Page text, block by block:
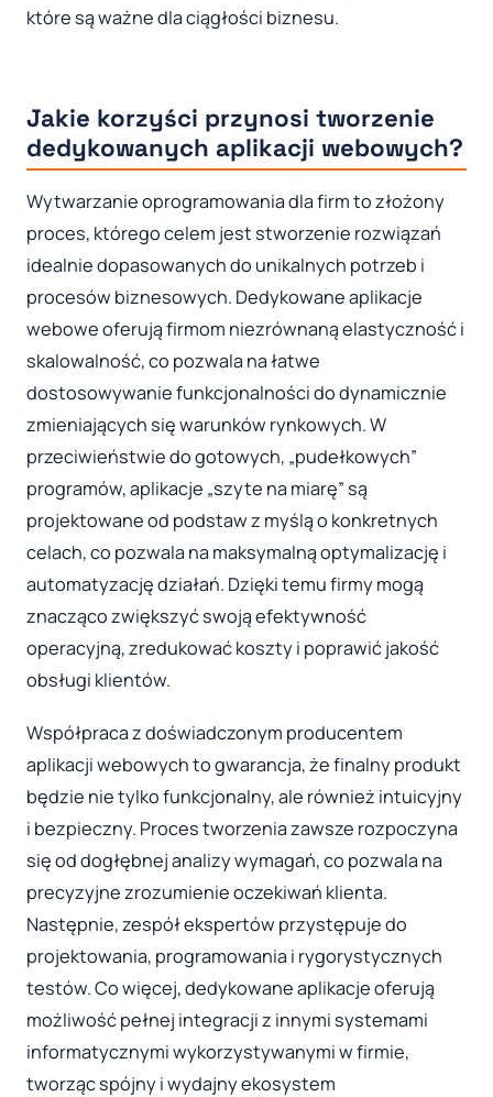
które są ważne dla ciągłości biznesu.
Jakie korzyści przynosi tworzenie
dedykowanych aplikacji webowych?
Wytwarzanie oprogramowania dla firm to złożony
proces, którego celem jest stworzenie rozwiązań
idealnie dopasowanych do unikalnych potrzeb i
procesów biznesowych. Dedykowane aplikacje
webowe oferują firmom niezrównaną elastyczność i
skalowalność, co pozwala na łatwe
dostosowywanie funkcjonalności do dynamicznie
zmieniających się warunków rynkowych. W
przeciwieństwie do gotowych, „pudełkowych”
programów, aplikacje „szyte na miarę” są
projektowane od podstaw z myślą o konkretnych
celach, co pozwala na maksymalną optymalizację i
automatyzację działań. Dzięki temu firmy mogą
znacząco zwiększyć swoją efektywność
operacyjną, zredukować koszty i poprawić jakość
obsługi klientów.
Współpraca z doświadczonym producentem
aplikacji webowych to gwarancja, że finalny produkt
będzie nie tylko funkcjonalny, ale również intuicyjny
i bezpieczny. Proces tworzenia zawsze rozpoczyna
się od dogłębnej analizy wymagań, co pozwala na
precyzyjne zrozumienie oczekiwań klienta.
Następnie, zespół ekspertów przystępuje do
projektowania, programowania i rygorystycznych
testów. Co więcej, dedykowane aplikacje oferują
możliwość pełnej integracji z innymi systemami
informatycznymi wykorzystywanymi w firmie,
tworząc spójny i wydajny ekosystem